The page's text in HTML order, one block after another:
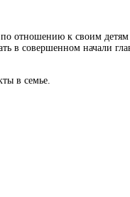
отношению к своим детям
в совершенном начали
в семье.